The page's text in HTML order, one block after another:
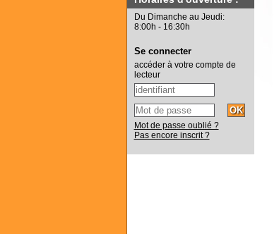
Du Dimanche au Jeudi:
8:00h - 16:30h
Se connecter
accéder à votre compte de
lecteur
Mot de passe oublié ?
Pas encore inscrit ?